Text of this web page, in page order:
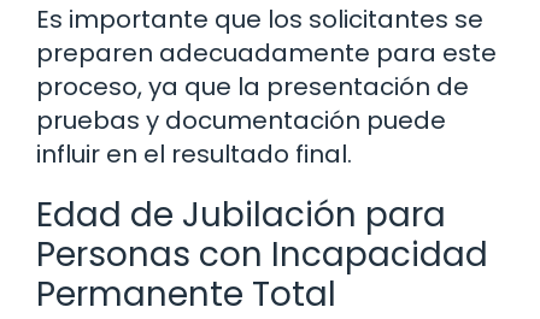
Es importante que los solicitantes se
preparen adecuadamente para este
proceso, ya que la presentación de
pruebas y documentación puede
influir en el resultado final.
Edad de Jubilación para
Personas con Incapacidad
Permanente Total